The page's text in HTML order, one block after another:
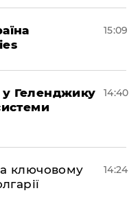
15:09
Геленджику
14:40
ключовому
14:24